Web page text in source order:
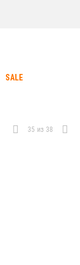
SALE
35 из 38